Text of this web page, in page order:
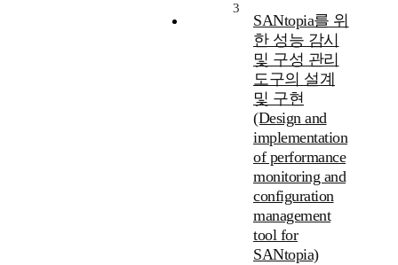
3
SANtopia를 위
한 성능 감시
및 구성 관리
도구의 설계
및 구현
(Design and
implementation
of performance
monitoring and
configuration
management
tool for
SANtopia)